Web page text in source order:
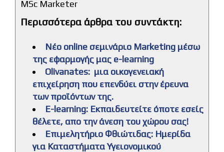
Υποβολή
MSc Marketer
Περισσότερα άρθρα του συντάκτη:
Νέο online σεμινάριο Marketing μέσω
της εφαρμογής μας e-learning
Olivanates: μια οικογενειακή
επιχείρηση που επενδύει στην έρευνα
των προϊόντων της.
E-learning: Εκπαιδευτείτε όποτε εσείς
θέλετε, απο την άνεση του χώρου σας!
Επιμελητήριο Φθιώτιδας: Ημερίδα
για Καταστήματα Υγειονομικού